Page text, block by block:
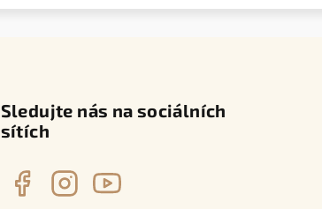
Sledujte nás na sociálních
sítích